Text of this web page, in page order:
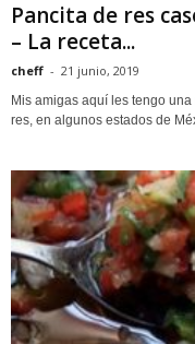
Pancita de res
– La receta...
cheff - 21 junio, 2019
Mis amigas aquí les tengo
res, en algunos estados de